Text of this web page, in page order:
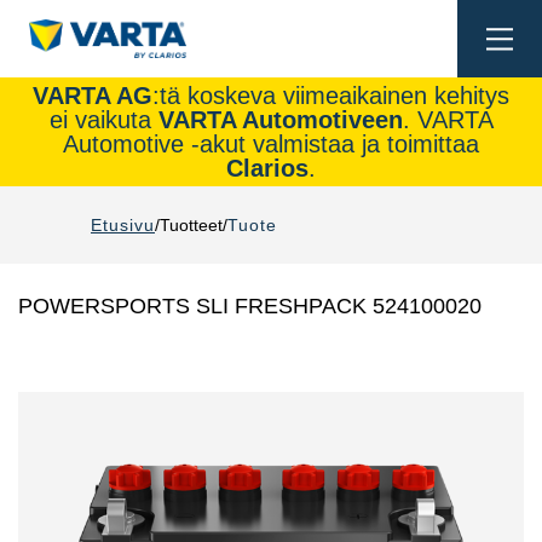
VARTA AG:tä koskeva viimeaikainen kehitys
ei vaikuta VARTA Automotiveen. VARTA
Automotive -akut valmistaa ja toimittaa
Clarios.
Etusivu Tuotteet Tuote
POWERSPORTS SLI FRESHPACK 524100020